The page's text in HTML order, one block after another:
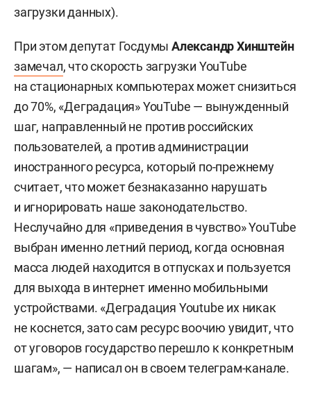
загрузки данных).
При этом депутат Госдумы Александр Хинштейн
замечал, что скорость загрузки YouTube
на стационарных компьютерах может снизиться
до 70%, «Деградация» YouTube — вынужденный
шаг, направленный не против российских
пользователей, а против администрации
иностранного ресурса, который по-прежнему
считает, что может безнаказанно нарушать
и игнорировать наше законодательство.
Неслучайно для «приведения в чувство» YouTube
выбран именно летний период, когда основная
масса людей находится в отпусках и пользуется
для выхода в интернет именно мобильными
устройствами. «Деградация Youtube их никак
не коснется, зато сам ресурс воочию увидит, что
от уговоров государство перешло к конкретным
шагам», — написал он в своем телеграм-канале.